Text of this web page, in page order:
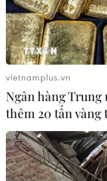
vietnamplus.vn
Ngân hàng Trung
thêm 20 tấn vàng